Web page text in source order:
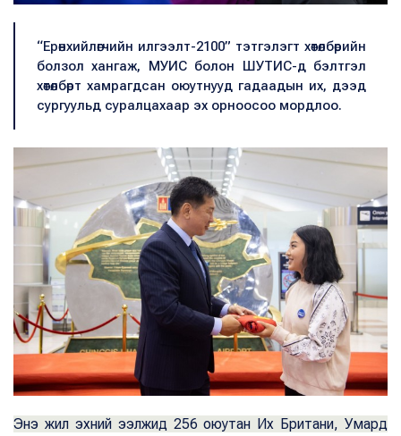
“Ерөнхийлөгчийн илгээлт-2100” тэтгэлэгт хөтөлбөрийн
болзол хангаж, МУИС болон ШУТИС-д бэлтгэл
хөтөлбөрт хамрагдсан оюутнууд гадаадын их, дээд
сургуульд суралцахаар эх орноосоо мордлоо.
Энэ жил эхний ээлжид 256 оюутан Их Британи, Умард